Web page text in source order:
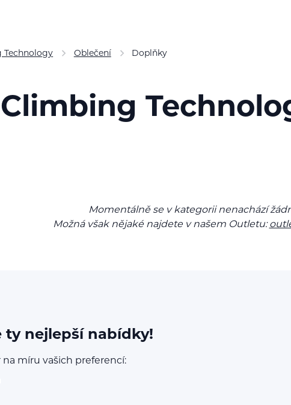
Technology Oblečení Doplňky
Momentálně se v kategorii nenachází
Možná však nějaké najdete v našem Outletu:
ty nejlepší nabídky!
míru vašich preferencí: